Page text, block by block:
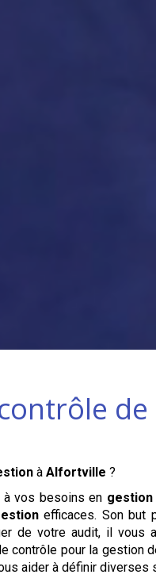
àAlfortville ?
à vos besoins en
efficaces. Son but
de votre audit, il vous
contrôle pour la gestion
aider à définir